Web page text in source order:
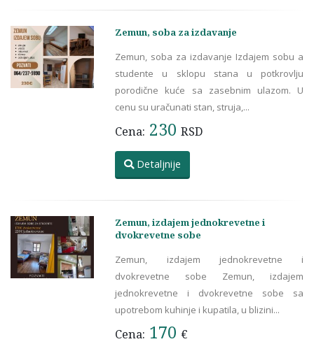
Zemun, soba za izdavanje
Zemun, soba za izdavanje Izdajem sobu a
studente u sklopu stana u potkrovlju
porodične kuće sa zasebnim ulazom. U
cenu su uračunati stan, struja,...
Cena: 230 RSD
Detaljnije
Zemun, izdajem jednokrevetne i
dvokrevetne sobe
Zemun, izdajem jednokrevetne i
dvokrevetne sobe Zemun, izdajem
jednokrevetne i dvokrevetne sobe sa
upotrebom kuhinje i kupatila, u blizini...
Cena: 170 €